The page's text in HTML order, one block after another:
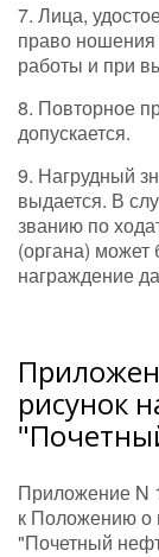
7. Лица,
право ношения
работы и при
8. Повторное
допускается.
9. Нагрудный
выдается. В
званию по
(органа)
награждение
рисунок
Приложение N
к Положению о
"Почетный